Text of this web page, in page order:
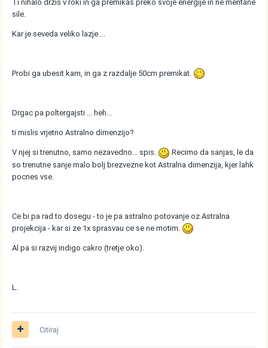
Ti nihalo drzis v roki in ga premikas preko svoje energije in ne mentane
sile.
Kar je seveda veliko lazje....
Probi ga ubesit kam, in ga z razdalje 50cm premikat.
Drgac pa poltergajsti ... heh...
ti mislis vrjetno Astralno dimenzijo?
V njej si trenutno, samo nezavedno... spis.
Recimo da sanjas, le da
so trenutne sanje malo bolj brezvezne kot Astralna dimenzija, kjer lahk
pocnes vse.
Ce bi pa rad to dosegu - to je pa astralno potovanje oz Astralna
projekcija - kar si ze 1x sprasvau ce se ne motim.
Al pa si razvij indigo cakro (tretje oko).
L.
Citiraj